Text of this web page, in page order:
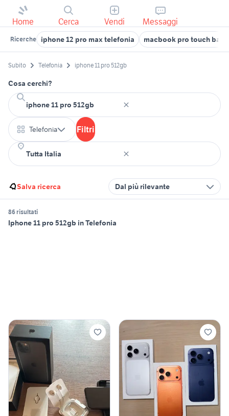
Home Cerca Vendi Messaggi
Ricerche iphone 12 pro max telefonia macbook pro touch bar
Subito Telefonia iphone 11 pro 512gb
Cosa cerchi?
Telefonia Filtri
Salva ricerca Dal più rilevante
86 risultati
Iphone 11 pro 512gb in Telefonia